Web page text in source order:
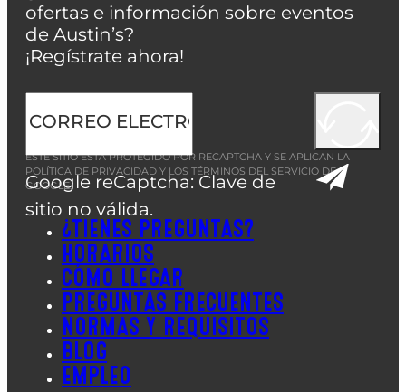
ofertas e información sobre eventos
de Austin’s?
¡Regístrate ahora!
Google reCaptcha: Clave de
sitio no válida.
ESTE SITIO ESTÁ PROTEGIDO POR RECAPTCHA Y SE APLICAN LA
POLÍTICA DE PRIVACIDAD Y LOS TÉRMINOS DEL SERVICIO DE
GOOGLE.
¿TIENES PREGUNTAS?
HORARIOS
CÓMO LLEGAR
PREGUNTAS FRECUENTES
NORMAS Y REQUISITOS
BLOG
EMPLEO